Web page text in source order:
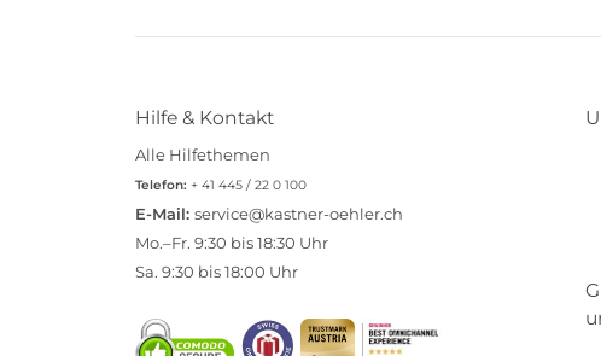
Hilfe & Kontakt
Alle Hilfethemen
Telefon: + 41 445 / 22 0 100
E-Mail: service@kastner-oehler.ch
Mo.–Fr. 9:30 bis 18:30 Uhr
Sa. 9:30 bis 18:00 Uhr